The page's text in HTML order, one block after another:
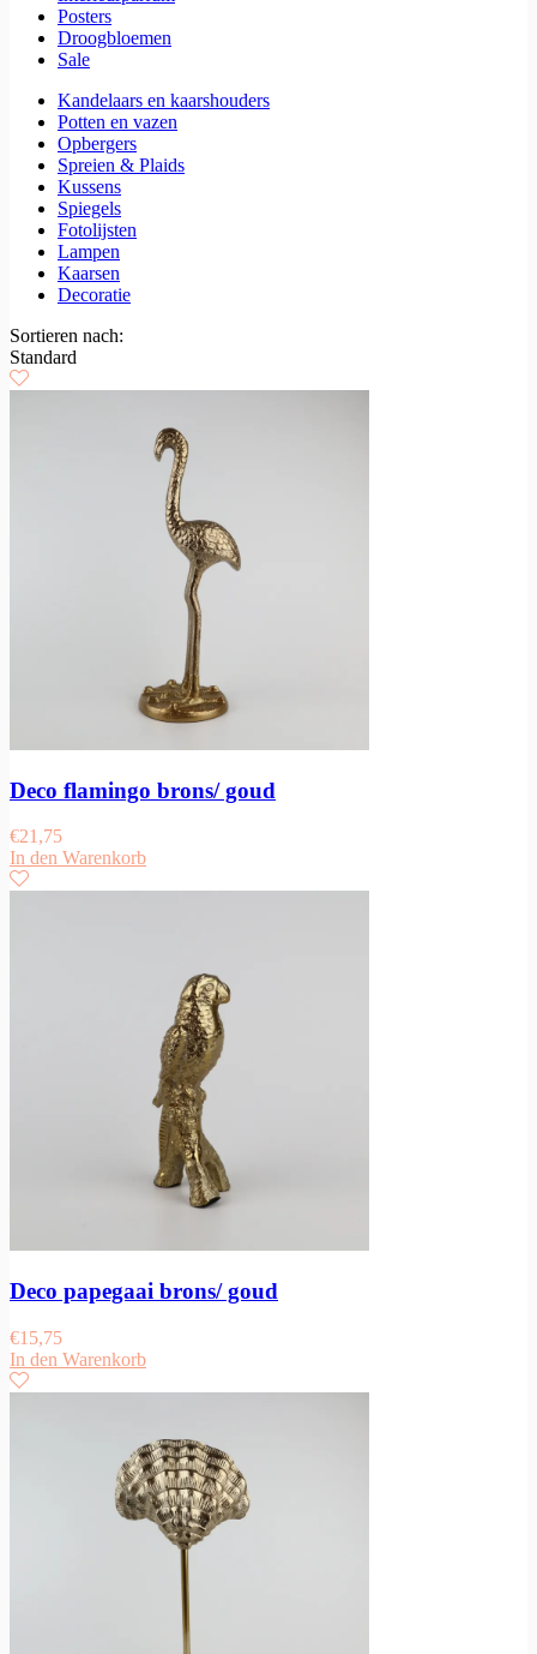
Posters
Droogbloemen
Sale
Kandelaars en kaarshouders
Potten en vazen
Opbergers
Spreien & Plaids
Kussens
Spiegels
Fotolijsten
Lampen
Kaarsen
Decoratie
Sortieren nach:
Standard
Deco flamingo brons/ goud
€21,75
In den Warenkorb
Deco papegaai brons/ goud
€15,75
In den Warenkorb